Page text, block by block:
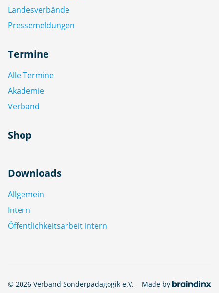
Landesverbände
Pressemeldungen
Termine
Alle Termine
Akademie
Verband
Shop
Downloads
Allgemein
Intern
Öffentlichkeitsarbeit intern
© 2026 Verband Sonderpädagogik e.V. Made by